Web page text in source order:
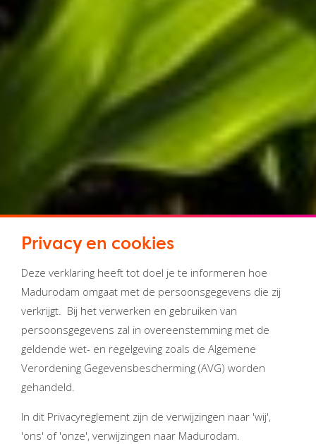
Privacy en cookies
Deze verklaring heeft tot doel je te informeren hoe
Madurodam omgaat met de persoonsgegevens die zij
verkrijgt. Bij het verwerken en gebruiken van
persoonsgegevens zal in overeenstemming met de
geldende wet- en regelgeving zoals de Algemene
Verordening Gegevensbescherming (AVG) worden
gehandeld.
In dit Privacyreglement zijn de verwijzingen naar 'wij',
'ons' of 'onze', verwijzingen naar Madurodam.